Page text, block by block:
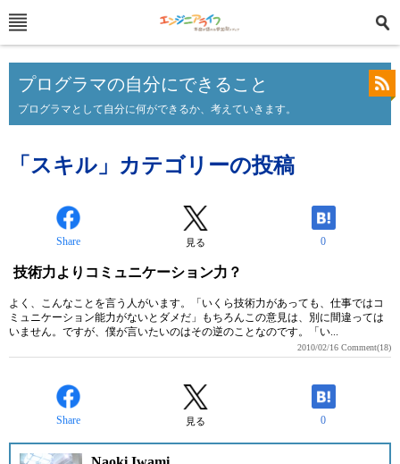
プログラマの自分にできること
プログラマとして自分に何ができるか、考えていきます。
「スキル」カテゴリーの投稿
Share 見る 0
技術力よりコミュニケーション力？
よく、こんなことを言う人がいます。「いくら技術力があっても、仕事ではコ
ミュニケーション能力がないとダメだ」もちろんこの意見は、別に間違っては
いません。ですが、僕が言いたいのはその逆のことなのです。「い...
2010/02/16 Comment(18)
Share 見る 0